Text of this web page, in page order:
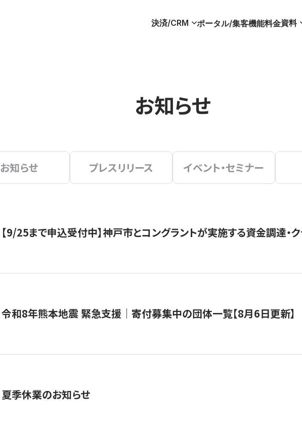
決済/CRM ポータル/集客機能料金資料
お知らせ
お知らせ プレスリリース イベント・セミナー
【9/25まで申込受付中】神戸市とコングラントが実施する資金調達・
令和8年熊本地震 緊急支援｜寄付募集中の団体一覧【8月6日更新】
夏季休業のお知らせ